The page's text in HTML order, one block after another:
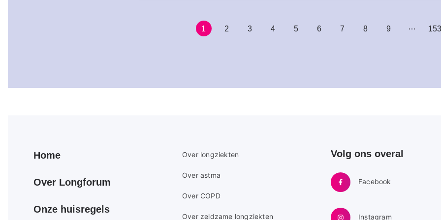
Huidige
1 Pagina
2 Pagina
3 Pagina
4 Pagina
5 Pagina
6 Pagina
7 Pagina
8 Pagina
9 … 153
Primair
menu
Home
Over Longforum
Onze huisregels
Secundaire
menu
Over longziekten
Over astma
Over COPD
Over zeldzame longziekten
Volg ons overal
Facebook
Instagram